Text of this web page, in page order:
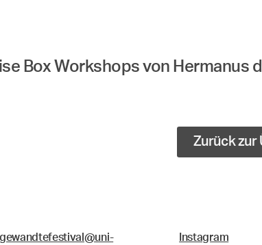
Box Workshops von
Zurück zur
Instagram